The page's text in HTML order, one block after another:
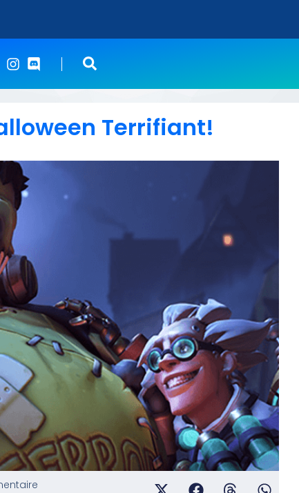
Terrifiant!